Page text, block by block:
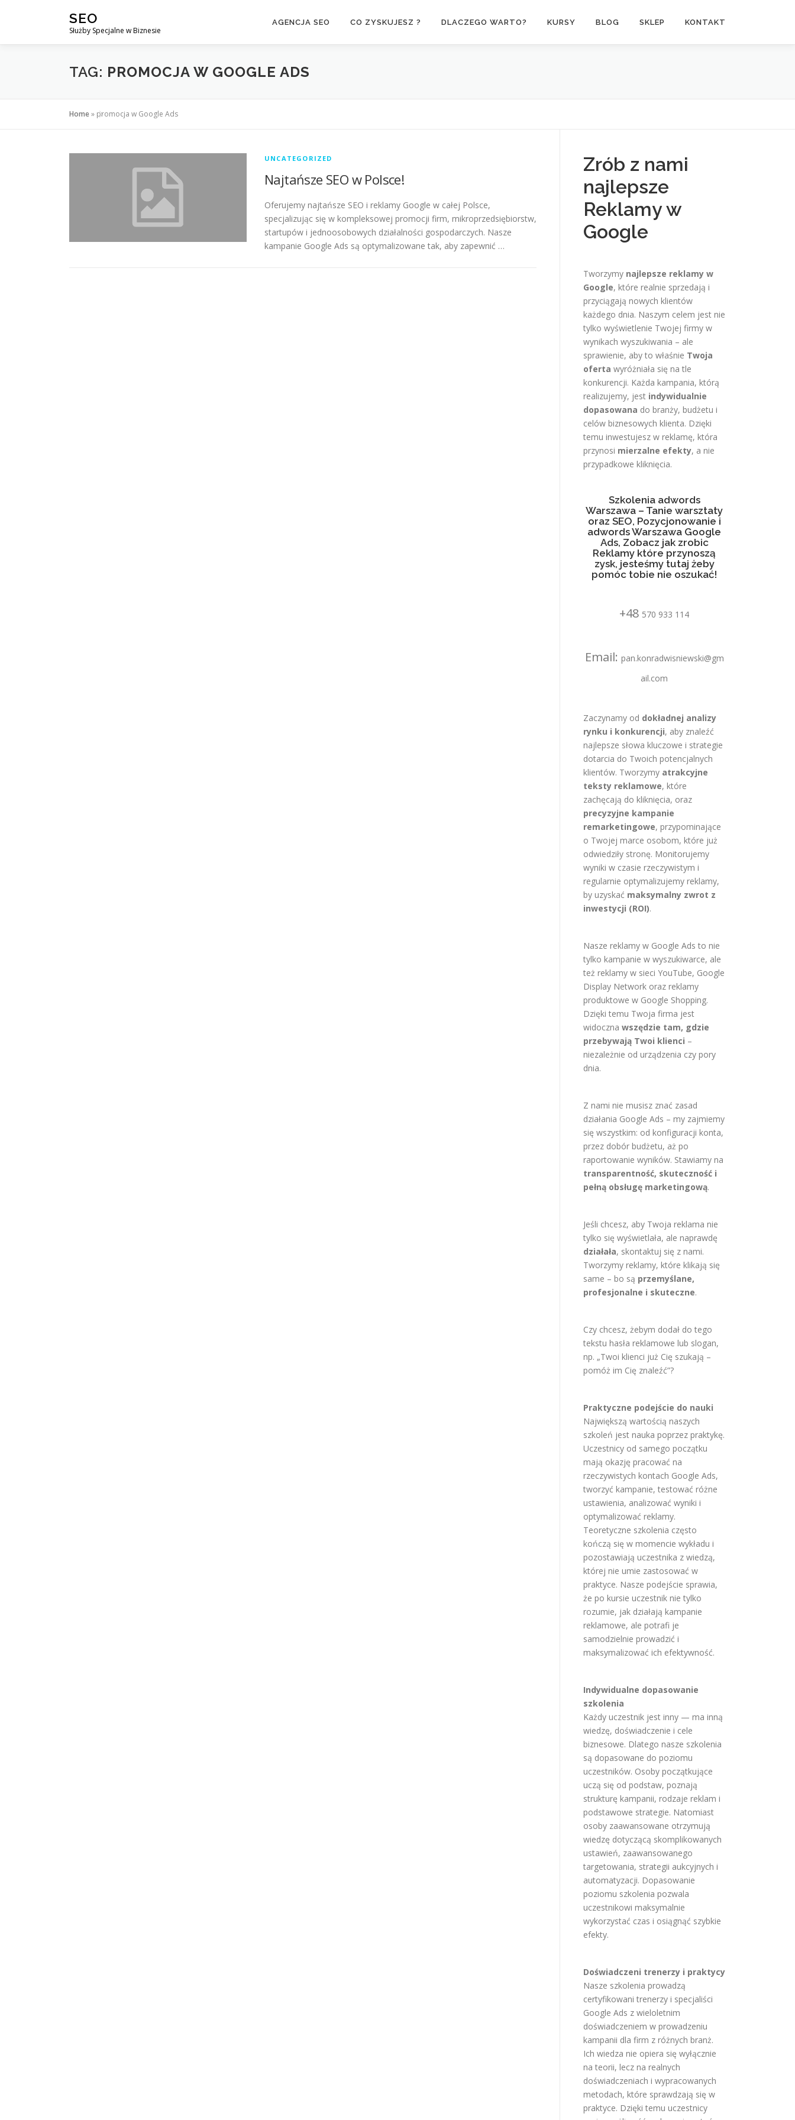
SEO
Służby Specjalne w Biznesie
AGENCJA SEO CO ZYSKUJESZ ? DLACZEGO WARTO? KURSY BLOG SKLEP KONTAKT
TAG: PROMOCJA W GOOGLE ADS
Home» promocja w Google Ads
UNCATEGORIZED
Najtańsze SEO w Polsce!
Oferujemy najtańsze SEO i reklamy Google w całej Polsce,
specjalizując się w kompleksowej promocji firm, mikroprzedsiębiorstw,
startupów i jednoosobowych działalności gospodarczych. Nasze
kampanie Google Ads są optymalizowane tak, aby zapewnić …
Zrób z nami
najlepsze
Reklamy w
Google
Tworzymy najlepsze reklamy w
Google, które realnie sprzedają i
przyciągają nowych klientów
każdego dnia. Naszym celem jest nie
tylko wyświetlenie Twojej firmy w
wynikach wyszukiwania – ale
sprawienie, aby to właśnie Twoja
oferta wyróżniała się na tle
konkurencji. Każda kampania, którą
realizujemy, jest indywidualnie
dopasowana do branży, budżetu i
celów biznesowych klienta. Dzięki
temu inwestujesz w reklamę, która
przynosi mierzalne efekty, a nie
przypadkowe kliknięcia.
Szkolenia adwords
Warszawa – Tanie warsztaty
oraz SEO, Pozycjonowanie i
adwords Warszawa Google
Ads, Zobacz jak zrobic
Reklamy które przynoszą
zysk, jesteśmy tutaj żeby
pomóc tobie nie oszukać!
+48 570 933 114
Email: pan.konradwisniewski@gm
ail.com
Zaczynamy od dokładnej analizy
rynku i konkurencji, aby znaleźć
najlepsze słowa kluczowe i strategie
dotarcia do Twoich potencjalnych
klientów. Tworzymy atrakcyjne
teksty reklamowe, które
zachęcają do kliknięcia, oraz
precyzyjne kampanie
remarketingowe, przypominające
o Twojej marce osobom, które już
odwiedziły stronę. Monitorujemy
wyniki w czasie rzeczywistym i
regularnie optymalizujemy reklamy,
by uzyskać maksymalny zwrot z
inwestycji (ROI).
Nasze reklamy w Google Ads to nie
tylko kampanie w wyszukiwarce, ale
też reklamy w sieci YouTube, Google
Display Network oraz reklamy
produktowe w Google Shopping.
Dzięki temu Twoja firma jest
widoczna wszędzie tam, gdzie
przebywają Twoi klienci –
niezależnie od urządzenia czy pory
dnia.
Z nami nie musisz znać zasad
działania Google Ads – my zajmiemy
się wszystkim: od konfiguracji konta,
przez dobór budżetu, aż po
raportowanie wyników. Stawiamy na
transparentność, skuteczność i
pełną obsługę marketingową.
Jeśli chcesz, aby Twoja reklama nie
tylko się wyświetlała, ale naprawdę
działała, skontaktuj się z nami.
Tworzymy reklamy, które klikają się
same – bo są przemyślane,
profesjonalne i skuteczne.
Czy chcesz, żebym dodał do tego
tekstu hasła reklamowe lub slogan,
np. „Twoi klienci już Cię szukają –
pomóż im Cię znaleźć”?
Praktyczne podejście do nauki
Największą wartością naszych
szkoleń jest nauka poprzez praktykę.
Uczestnicy od samego początku
mają okazję pracować na
rzeczywistych kontach Google Ads,
tworzyć kampanie, testować różne
ustawienia, analizować wyniki i
optymalizować reklamy.
Teoretyczne szkolenia często
kończą się w momencie wykładu i
pozostawiają uczestnika z wiedzą,
której nie umie zastosować w
praktyce. Nasze podejście sprawia,
że po kursie uczestnik nie tylko
rozumie, jak działają kampanie
reklamowe, ale potrafi je
samodzielnie prowadzić i
maksymalizować ich efektywność.
Indywidualne dopasowanie
szkolenia
Każdy uczestnik jest inny — ma inną
wiedzę, doświadczenie i cele
biznesowe. Dlatego nasze szkolenia
są dopasowane do poziomu
uczestników. Osoby początkujące
uczą się od podstaw, poznają
strukturę kampanii, rodzaje reklam i
podstawowe strategie. Natomiast
osoby zaawansowane otrzymują
wiedzę dotyczącą skomplikowanych
ustawień, zaawansowanego
targetowania, strategii aukcyjnych i
automatyzacji. Dopasowanie
poziomu szkolenia pozwala
uczestnikowi maksymalnie
wykorzystać czas i osiągnąć szybkie
efekty.
Doświadczeni trenerzy i praktycy
Nasze szkolenia prowadzą
certyfikowani trenerzy i specjaliści
Google Ads z wieloletnim
doświadczeniem w prowadzeniu
kampanii dla firm z różnych branż.
Ich wiedza nie opiera się wyłącznie
na teorii, lecz na realnych
doświadczeniach i wypracowanych
metodach, które sprawdzają się w
praktyce. Dzięki temu uczestnicy